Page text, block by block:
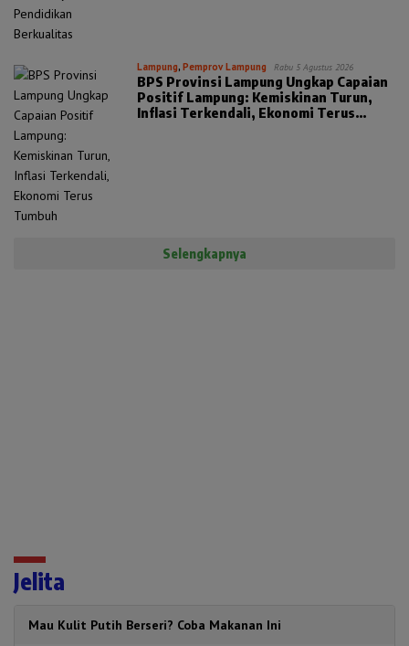
Lampung,Pemprov Lampung Rabu 5 Agustus 2026
BPS Provinsi Lampung Ungkap Capaian
Positif Lampung: Kemiskinan Turun,
Inflasi Terkendali, Ekonomi Terus
Selengkapnya
Jelita
Mau Kulit Putih Berseri? Coba Makanan Ini